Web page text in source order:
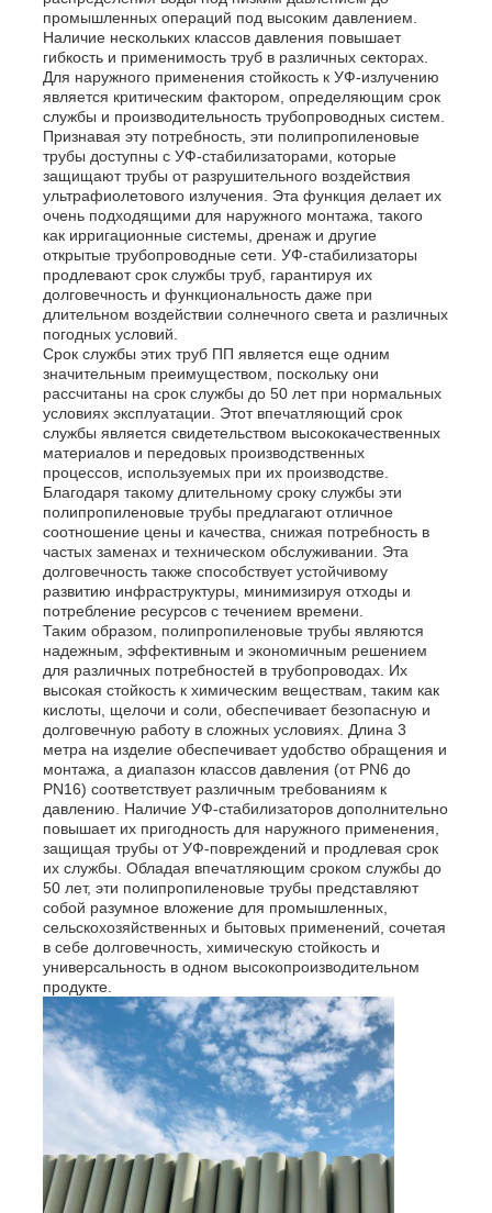
Рекламный щит из полипропилена
Лист из пластика ПП
Совет по ППС
Огнеупорный полипропиленовый лист
PP выдалбливают доску конструкции
Стенные листы из ПП
лист полипропилена
Трубы из ПП
фитинги для труб из полипропилена
промышленных операций под высоким давлением.
Наличие нескольких классов давления повышает
гибкость и применимость труб в различных секторах.
Для наружного применения стойкость к УФ-излучению
является критическим фактором, определяющим срок
службы и производительность трубопроводных систем.
Признавая эту потребность, эти полипропиленовые
трубы доступны с УФ-стабилизаторами, которые
защищают трубы от разрушительного воздействия
ультрафиолетового излучения. Эта функция делает их
очень подходящими для наружного монтажа, такого
как ирригационные системы, дренаж и другие
открытые трубопроводные сети. УФ-стабилизаторы
продлевают срок службы труб, гарантируя их
долговечность и функциональность даже при
длительном воздействии солнечного света и различных
погодных условий.
Срок службы этих труб ПП является еще одним
значительным преимуществом, поскольку они
рассчитаны на срок службы до 50 лет при нормальных
условиях эксплуатации. Этот впечатляющий срок
службы является свидетельством высококачественных
материалов и передовых производственных
процессов, используемых при их производстве.
Благодаря такому длительному сроку службы эти
полипропиленовые трубы предлагают отличное
соотношение цены и качества, снижая потребность в
частых заменах и техническом обслуживании. Эта
долговечность также способствует устойчивому
развитию инфраструктуры, минимизируя отходы и
потребление ресурсов с течением времени.
Таким образом, полипропиленовые трубы являются
надежным, эффективным и экономичным решением
для различных потребностей в трубопроводах. Их
высокая стойкость к химическим веществам, таким как
кислоты, щелочи и соли, обеспечивает безопасную и
долговечную работу в сложных условиях. Длина 3
метра на изделие обеспечивает удобство обращения и
монтажа, а диапазон классов давления (от PN6 до
PN16) соответствует различным требованиям к
давлению. Наличие УФ-стабилизаторов дополнительно
повышает их пригодность для наружного применения,
защищая трубы от УФ-повреждений и продлевая срок
их службы. Обладая впечатляющим сроком службы до
50 лет, эти полипропиленовые трубы представляют
собой разумное вложение для промышленных,
сельскохозяйственных и бытовых применений, сочетая
в себе долговечность, химическую стойкость и
универсальность в одном высокопроизводительном
продукте.